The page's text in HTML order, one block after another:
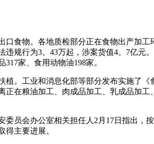
物。各地质检部分正在食物出产加工
违规行为3。43万起，涉案货值4。7亿元
317家、食用动物油198家。
。工业和消息化部等部分发布实施了《
正在粮油加工、肉成品加工、乳成品加
员会办公室相关担任人2月17日指出，按
得主要进展。